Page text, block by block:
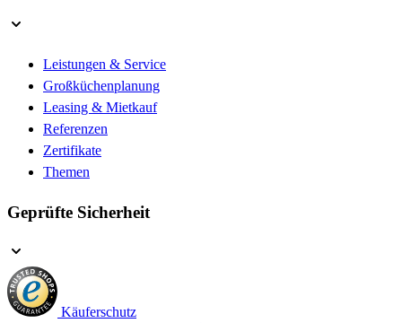
Leistungen & Service
Großküchenplanung
Leasing & Mietkauf
Referenzen
Zertifikate
Themen
Geprüfte Sicherheit
Käuferschutz